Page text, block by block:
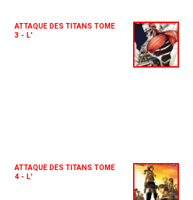
ATTAQUE DES TITANS TOME
3 - L'
ATTAQUE DES TITANS TOME
4 - L'